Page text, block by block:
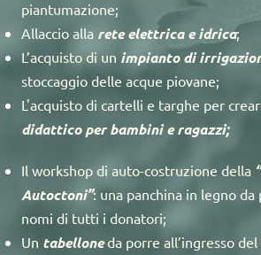
piantumazione;
Allaccio alla rete elettrica e idrica;
L’acquisto di un impianto di
stoccaggio delle acque piovane;
L'acquisto di cartelli e targhe per
didattico per bambini e ragazzi;
Il workshop di auto-costruzione della
Autoctoni”: una panchina in legno
nomi di tutti i donatori;
Un tabellone da porre all’ingresso del